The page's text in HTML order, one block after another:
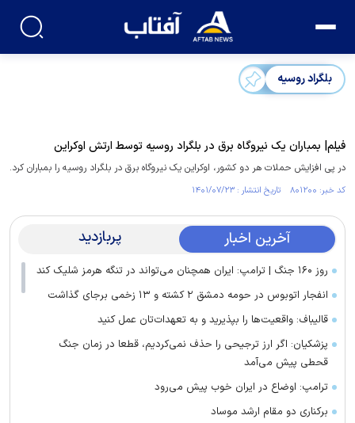
بلگراد روسیه
فیلم| بمباران یک نیروگاه برق در بلگراد روسیه توسط ارتش اوکراین
در پی افزایش حملات هر دو کشور، اوکراین یک نیروگاه برق در بلگراد روسیه را بمباران کرد.
کد خبر: ۸۰۱۲۰۰ تاریخ انتشار : ۱۴۰۱/۰۷/۲۳
آخرین اخبار پربازدید
روز ۱۶۰ جنگ | ترامپ: ایران همچنان می‌تواند در تنگه هرمز شلیک کند
انفجار اتوبوس در حومه دمشق ۲ کشته و ۱۳ زخمی برجای گذاشت
قالیباف: واقعیت‌ها را بپذیرید و به تعهدات‌تان عمل کنید
پزشکیان: اگر ارز ترجیحی را حذف نمی‌کردیم، قطعا در زمان جنگ
قحطی پیش می‌آمد
ترامپ: اوضاع در ایران خوب پیش می‌رود
برکناری دو مقام ارشد موساد